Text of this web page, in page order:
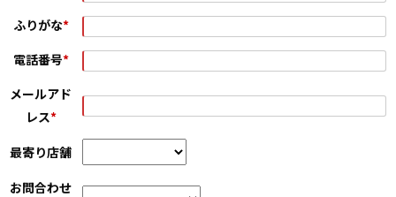
ふりがな*
電話番号*
メールアド
レス*
最寄り店舗
お問合わせ